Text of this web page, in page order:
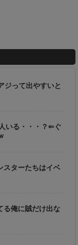
ジって出やすいと
いる・・・？⇐ぐ
スターたちはイベ
る俺に賊だけ出な